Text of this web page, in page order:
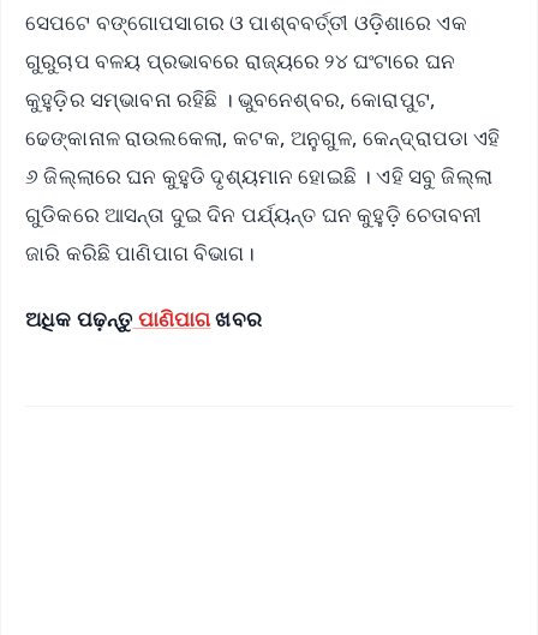
ସେପଟେ ବଙ୍ଗୋପସାଗର ଓ ପାଶ୍ବବର୍ତ୍ତୀ ଓଡ଼ିଶାରେ ଏକ
ଗୁରୁଚାପ ବଳୟ ପ୍ରଭାବରେ ରାଜ୍ୟରେ ୨୪ ଘଂଟାରେ ଘନ
କୁହୁଡ଼ିର ସମ୍ଭାବନା ରହିଛି । ଭୁବନେଶ୍ବର, କୋରାପୁଟ,
ଢେଙ୍କାନାଳ ରାଉଲକେଲା, କଟକ, ଅନୁଗୁଳ, କେନ୍ଦ୍ରାପଡା ଏହି
୬ ଜିଲ୍ଲାରେ ଘନ କୁହୁଡି ଦୃଶ୍ୟମାନ ହୋଇଛି । ଏହି ସବୁ ଜିଲ୍ଲା
ଗୁଡିକରେ ଆସନ୍ତା ଦୁଇ ଦିନ ପର୍ଯ୍ୟନ୍ତ ଘନ କୁହୁଡ଼ି ଚେତାବନୀ
ଜାରି କରିଛି ପାଣିପାଗ ବିଭାଗ।
ଅଧିକ ପଢ଼ନ୍ତୁ ପାଣିପାଗଖବର